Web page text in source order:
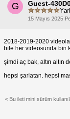
G Guest-
15 Mayıs 2025
2018-2019-2020
bile her videosunda bin
şimdi aç bak, altın altın
hepsi şarlatan. hepsi
< Bu ileti mini sürüm